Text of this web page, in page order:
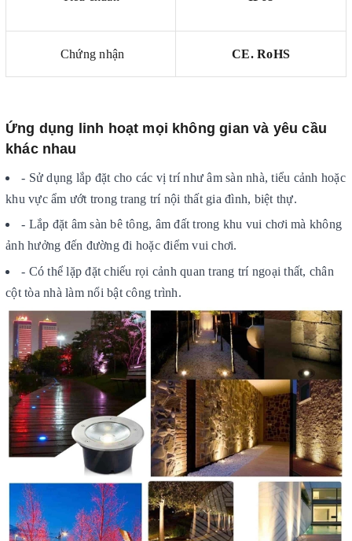
Chứng nhận CE. RoHS
Ứng dụng linh hoạt mọi không gian và yêu cầu
khác nhau
- Sử dụng lắp đặt cho các vị trí như âm sàn nhà, tiểu cảnh hoặc
khu vực ẩm ướt trong trang trí nội thất gia đình, biệt thự.
- Lắp đặt âm sàn bê tông, âm đất trong khu vui chơi mà không
ảnh hưởng đến đường đi hoặc điểm vui chơi.
- Có thể lặp đặt chiếu rọi cảnh quan trang trí ngoại thất, chân
cột tòa nhà làm nổi bật công trình.